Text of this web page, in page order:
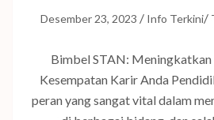
Desember 23, 2023 / Info Terkini/
Bimbel STAN: Meningkatkan
Kesempatan Karir Anda
peran yang sangat vital dalam